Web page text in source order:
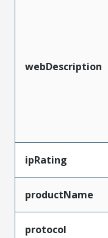
webDescription
ipRating
productName
protocol